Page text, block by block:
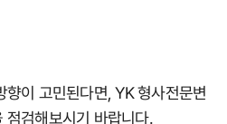
이 고민된다면, YK 형사전문변
검해보시기 바랍니다.